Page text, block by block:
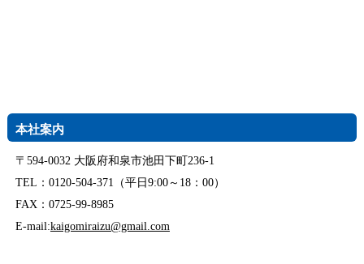
本社案内
〒594-0032 大阪府和泉市池田下町236-1
TEL：0120-504-371（平日9:00～18：00）
FAX：0725-99-8985
E-mail:kaigomiraizu@gmail.com